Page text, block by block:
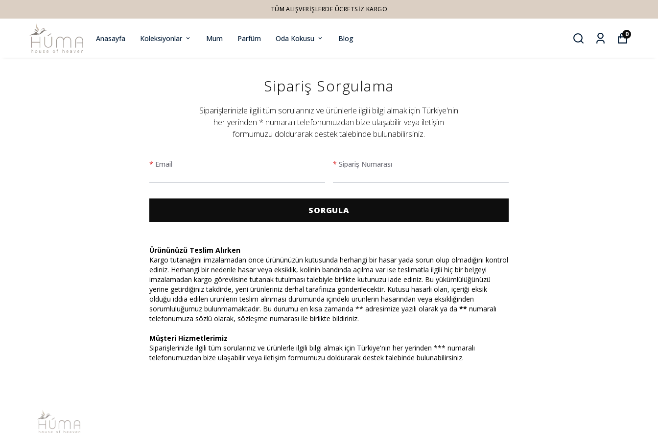
TÜM ALIŞVERIŞLERDE ÜCRETSIZ KARGO
Anasayfa Koleksiyonlar Mum Parfüm Oda Kokusu Blog 0
Sipariş Sorgulama
Siparişlerinizle ilgili tüm sorularınız ve ürünlerle ilgili bilgi almak için Türkiye'nin
her yerinden * numaralı telefonumuzdan bize ulaşabilir veya iletişim
formumuzu doldurarak destek talebinde bulunabilirsiniz.
* Email * Sipariş Numarası
SORGULA
Ürününüzü Teslim Alırken
Kargo tutanağını imzalamadan önce ürününüzün kutusunda herhangi bir hasar yada sorun olup olmadığını kontrol
ediniz. Herhangi bir nedenle hasar veya eksiklik, kolinin bandında açılma var ise teslimatla ilgili hiç bir belgeyi
imzalamadan kargo görevlisine tutanak tutulması talebiyle birlikte kutunuzu iade ediniz. Bu yükümlülüğünüzü
yerine getirdiğiniz takdirde, yeni ürünleriniz derhal tarafınıza gönderilecektir. Kutusu hasarlı olan, içeriği eksik
olduğu iddia edilen ürünlerin teslim alınması durumunda içindeki ürünlerin hasarından veya eksikliğinden
sorumluluğumuz bulunmamaktadır. Bu durumu en kısa zamanda ** adresimize yazılı olarak ya da ** numaralı
telefonumuza sözlü olarak, sözleşme numarası ile birlikte bildiriniz.
Müşteri Hizmetlerimiz
Siparişlerinizle ilgili tüm sorularınız ve ürünlerle ilgili bilgi almak için Türkiye'nin her yerinden *** numaralı
telefonumuzdan bize ulaşabilir veya iletişim formumuzu doldurarak destek talebinde bulunabilirsiniz.